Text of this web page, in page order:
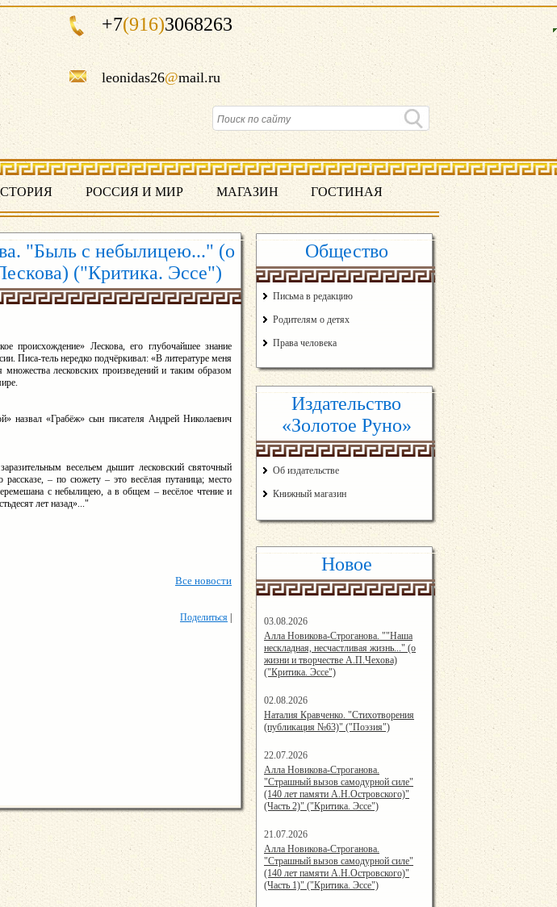
+7(916)3068263
leonidas26@mail.ru
РОССИЯ И МИР МАГАЗИН ГОСТИНАЯ
"Быль с небылицею..." (о
("Критика. Эссе")
происхождение» Лескова, его глубочайшее знание
Писа-тель нередко подчёркивал: «В литературе меня
лесковских произведений и таким образом
назвал «Грабёж» сын писателя Андрей Николаевич
весельем дышит лесковский святочный
– по сюжету – это весёлая путаница; место
с небылицею, а в общем – весёлое чтение и
лет назад»..."
Все новости
Поделиться
Общество
Письма в редакцию
Родителям о детях
Права человека
Издательство
«Золотое Руно»
Об издательстве
Книжный магазин
Новое
03.08.2026
14:33:45
Алла Новикова-Строганова. ""Наша
нескладная, несчастливая жизнь..." (о
жизни и творчестве А.П.Чехова)
("Критика. Эссе")
02.08.2026
12:57:00
Наталия Кравченко. "Стихотворения
(публикация №63)" ("Поэзия")
22.07.2026
15:48:05
Алла Новикова-Строганова.
"Страшный вызов самодурной силе"
(140 лет памяти А.Н.Островского)"
(Часть 2)" ("Критика. Эссе")
21.07.2026
15:08:00
Алла Новикова-Строганова.
"Страшный вызов самодурной силе"
(140 лет памяти А.Н.Островского)"
(Часть 1)" ("Критика. Эссе")